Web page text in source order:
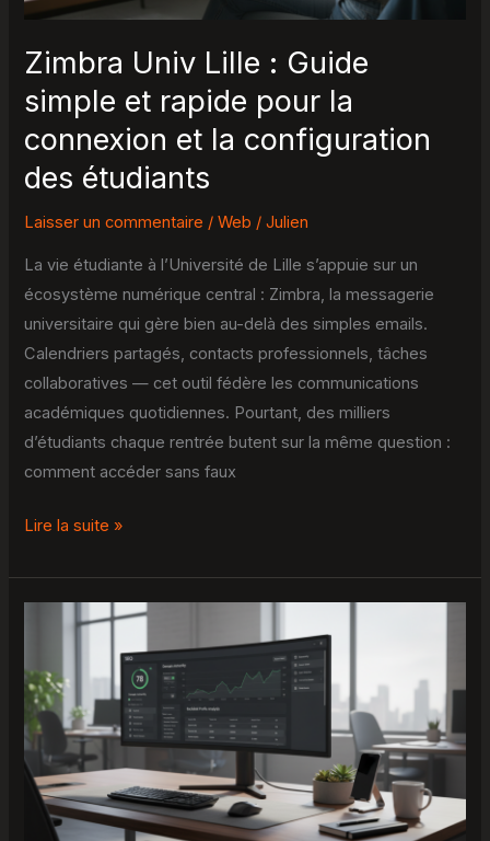
Zimbra Univ Lille : Guide
simple et rapide pour la
connexion et la configuration
des étudiants
Laisser un commentaire /Web /Julien
La vie étudiante à l’Université de Lille s’appuie sur un
écosystème numérique central : Zimbra, la messagerie
universitaire qui gère bien au-delà des simples emails.
Calendriers partagés, contacts professionnels, tâches
collaboratives — cet outil fédère les communications
académiques quotidiennes. Pourtant, des milliers
d’étudiants chaque rentrée butent sur la même question :
comment accéder sans faux
pour
connexion
et
la
configuration
des
étudiants
Lire la suite »
Acquisition
Backlinks
Les
4
Commandements
Essentiels